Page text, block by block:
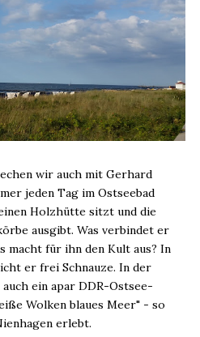
wir auch mit Gerhard
jeden Tag im Ostseebad
Holzhütte sitzt und die
ausgibt. Was verbindet er
macht für ihn den Kult aus? In
er frei Schnauze. In der
ein apar DDR-Ostsee-
Wolken blaues Meer" - so
erlebt.